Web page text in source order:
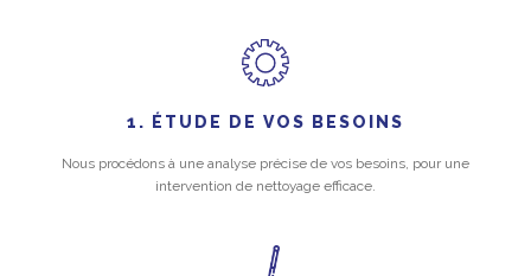
1. ÉTUDE DE VOS BESOINS
Nous procédons à une analyse précise de vos besoins, pour une
intervention de nettoyage efficace.